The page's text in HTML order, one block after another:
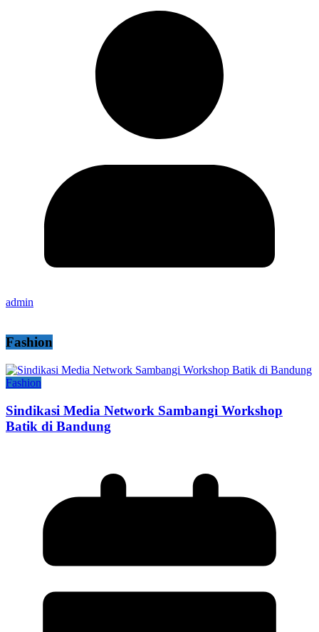
admin
Fashion
Fashion
Sindikasi Media Network Sambangi Workshop
Batik di Bandung